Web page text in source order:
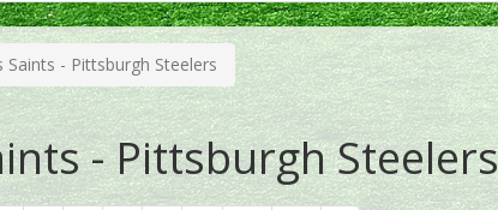
Saints - Pittsburgh Steelers
- Pittsburgh Steelers